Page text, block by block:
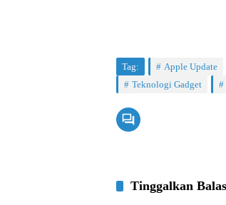
Tag: Apple Update
Teknologi Gadget
Tinggalkan